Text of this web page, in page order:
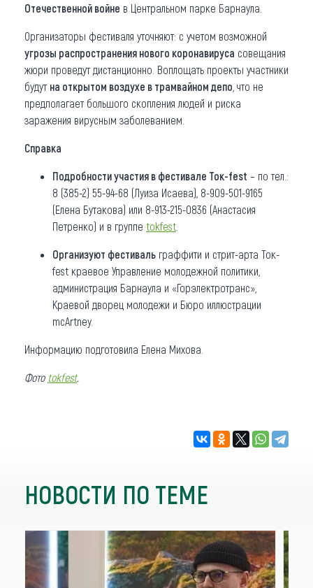
Отечественной войне в Центральном парке Барнаула.
Организаторы фестиваля уточняют: с учетом возможной
угрозы распространения нового коронавируса совещания
жюри проведут дистанционно. Воплощать проекты участники
будут на открытом воздухе в трамвайном депо , что не
предполагает большого скопления людей и риска
заражения вирусным заболеванием.
Справка
Подробности участия в фестивале Ток-fest – по тел.:
8 (385-2) 55-94-68 (Луиза Исаева), 8-909-501-9165
(Елена Бутакова) или 8-913-215-0836 (Анастасия
Петренко) и в группе tokfest
Организуют фестиваль граффити и стрит-арта Ток-
fest краевое Управление молодежной политики,
администрация Барнаула и «Горэлектротранс»,
Краевой дворец молодежи и Бюро иллюстрации
mcArtney.
Информацию подготовила Елена Михова.
Фото tokfest.
НОВОСТИ ПО ТЕМЕ